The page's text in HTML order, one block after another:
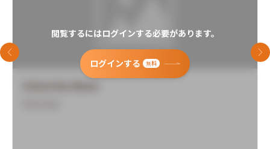
閲覧するにはログインする必要があります。
ログインする 無料
前のスライド 次